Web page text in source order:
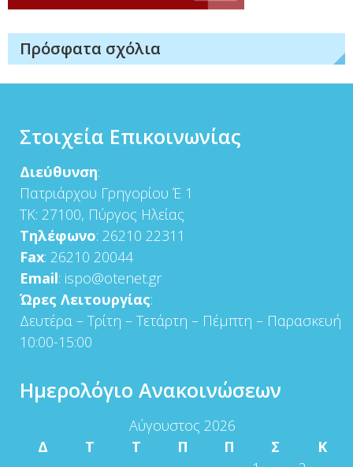
Πρόσφατα σχόλια
Στοιχεία Επικοινωνίας
Διεύθυνση:
Πατριάρχου Γρηγορίου Έ 1
ΤΚ: 27100, Πύργος Ηλείας
Τηλέφωνο: 26210 22311
Fax: 26210 20044
Email: ispo@otenet.gr
Ώρες Λειτουργίας:
Δευτέρα – Τρίτη – Τετάρτη – Πέμπτη – Παρασκευή
10:00-15:00
Ημερολόγιο Ανακοινώσεων
Αύγουστος 2026
Δ
Τ Τ Π Π Σ
Κ